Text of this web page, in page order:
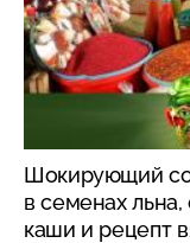
Шокирующий
в семенах льна,
каши и рецепт